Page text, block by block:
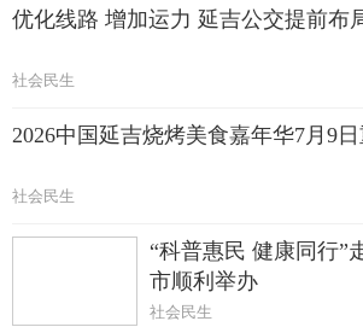
优化线路 增加运力 延吉公交提前布
社会民生
2026中国延吉烧烤美食嘉年华7月9
社会民生
“科普惠民 健康同行”
市顺利举办
社会民生